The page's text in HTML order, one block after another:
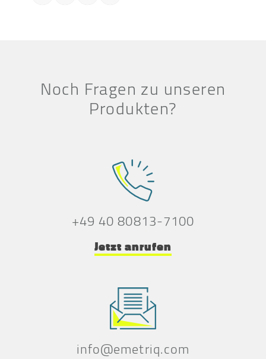
Noch Fragen zu unseren
Produkten?
+49 40 80813-7100
Jetzt anrufen
info@emetriq.com